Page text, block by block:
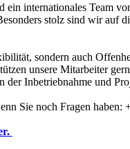
ein internationales Team
stolz sind wir auf
sondern auch
unsere Mitarbeiter
Inbetriebnahme und
Sie noch Fragen haben: